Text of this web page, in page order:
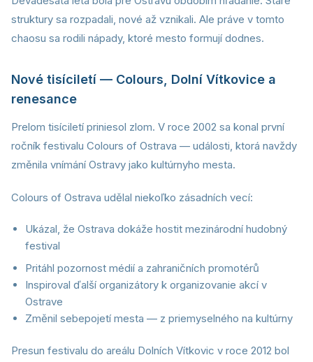
struktury sa rozpadali, nové až vznikali. Ale práve v tomto
chaosu sa rodili nápady, ktoré mesto formují dodnes.
Nové tisíciletí — Colours, Dolní Vítkovice a
renesance
Prelom tisíciletí priniesol zlom. V roce 2002 sa konal první
ročník festivalu Colours of Ostrava — události, ktorá navždy
změnila vnímání Ostravy jako kultúrnyho mesta.
Colours of Ostrava udělal niekoľko zásadních vecí:
Ukázal, že Ostrava dokáže hostit mezinárodní hudobný
festival
Pritáhl pozornost médií a zahraničních promotérů
Inspiroval ďalší organizátory k organizovanie akcí v
Ostrave
Změnil sebepojetí mesta — z priemyselného na kultúrny
Presun festivalu do areálu Dolních Vítkovic v roce 2012 bol